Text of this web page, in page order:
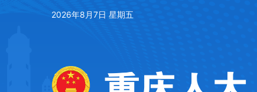
2026年8月7日 星期五